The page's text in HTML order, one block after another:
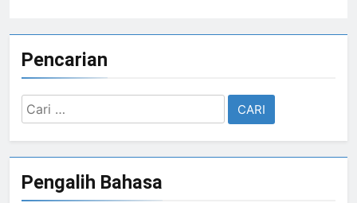
Pencarian
Cari
untuk:
Pengalih Bahasa